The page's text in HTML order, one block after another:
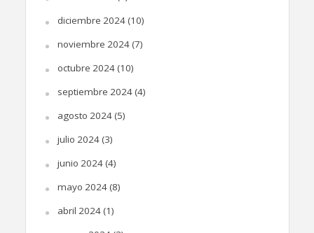
diciembre 2024(10)
noviembre 2024(7)
octubre 2024(10)
septiembre 2024(4)
agosto 2024(5)
julio 2024(3)
junio 2024(4)
mayo 2024(8)
abril 2024(1)